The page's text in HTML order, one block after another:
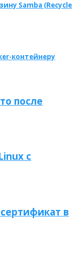
Samba (Recycle
контейнеру
после
с
в